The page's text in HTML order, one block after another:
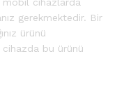
mobil cihazlarda
gerekmektedir. Bir
ürünü
bu ürünü